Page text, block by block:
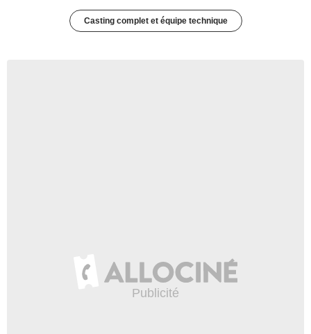
Casting complet et équipe technique